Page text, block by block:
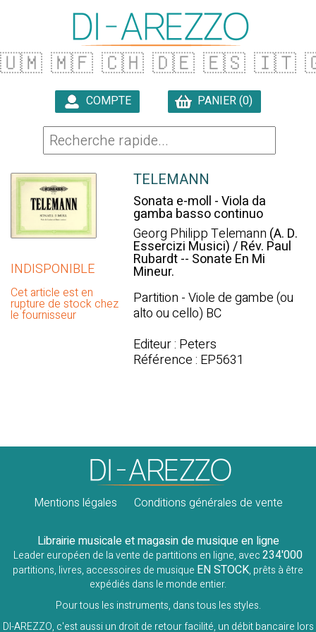
🇺🇲 🇲🇫 🇨🇭 🇩🇪 🇪🇸 🇮🇹
COMPTE PANIER (0)
INDISPONIBLE
Cet article est en
rupture de stock chez
le fournisseur
TELEMANN
Sonata e-moll - Viola da
gamba basso continuo
Georg Philipp Telemann (A. D.
Essercizi Musici) / Rév. Paul
Rubardt -- Sonate En Mi
Mineur.
Partition - Viole de gambe (ou
alto ou cello) BC
Editeur : Peters
Référence : EP5631
Mentions légales Conditions générales de vente
Librairie musicale et magasin de musique en ligne
Leader européen de la vente de partitions en ligne, avec234'000
partitions, livres, accessoires de musique EN STOCK, prêts à être
expédiés dans le monde entier.
Pour tous les instruments, dans tous les styles.
DI-AREZZO, c'est aussi un droit de retour facilité, un débit bancaire lors